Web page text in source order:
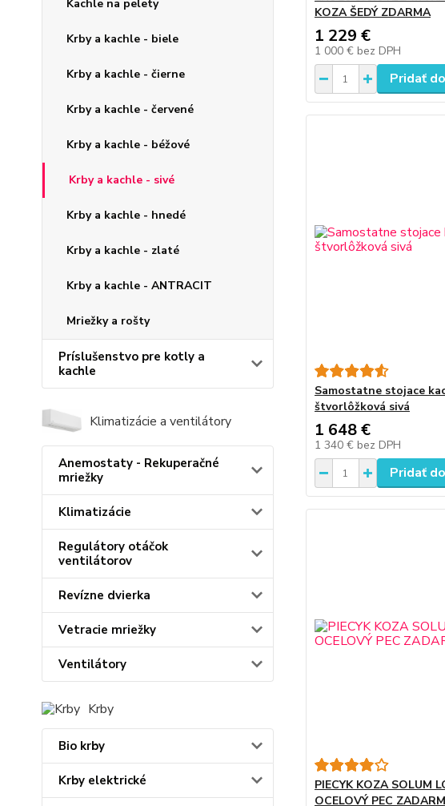
Kachle na pelety
Krby a kachle - biele
Krby a kachle - čierne
Krby a kachle - červené
Krby a kachle - béžové
Krby a kachle - sivé
Krby a kachle - hnedé
Krby a kachle - zlaté
Krby a kachle - ANTRACIT
Mriežky a rošty
Príslušenstvo pre kotly a
kachle
Klimatizácie a ventilátory
Anemostaty - Rekuperačné
mriežky
Klimatizácie
Regulátory otáčok
ventilátorov
Revízne dvierka
Vetracie mriežky
Ventilátory
Krby
Bio krby
Krby elektrické
KOZA ŠEDÝ ZDARMA
1 229 €
1 000 € bez DPH
Pridať
Samostatne stojace
štvorlôžková sivá
1 648 €
1 340 € bez DPH
Pridať
PIECYK KOZA SOLUM
OCELOVÝ PEC